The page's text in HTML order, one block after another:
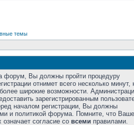
темы
форум, Вы должны пройти процедуру
отнимет всего несколько минут,
широкие возможности.
зарегистрированным
началом регистрации, Вы должны
и политикой форума. Помните, что Ваше
согласие со всеми правилами.